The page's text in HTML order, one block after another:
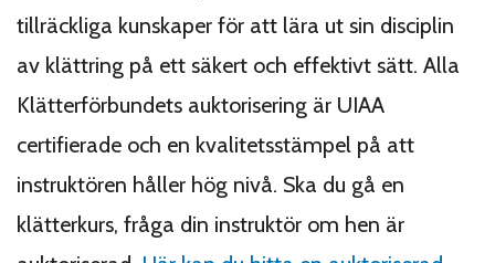
tillräckliga kunskaper för att lära ut sin disciplin
av klättring på ett säkert och effektivt sätt. Alla
Klätterförbundets auktorisering är UIAA
certifierade och en kvalitetsstämpel på att
instruktören håller hög nivå. Ska du gå en
klätterkurs, fråga din instruktör om hen är